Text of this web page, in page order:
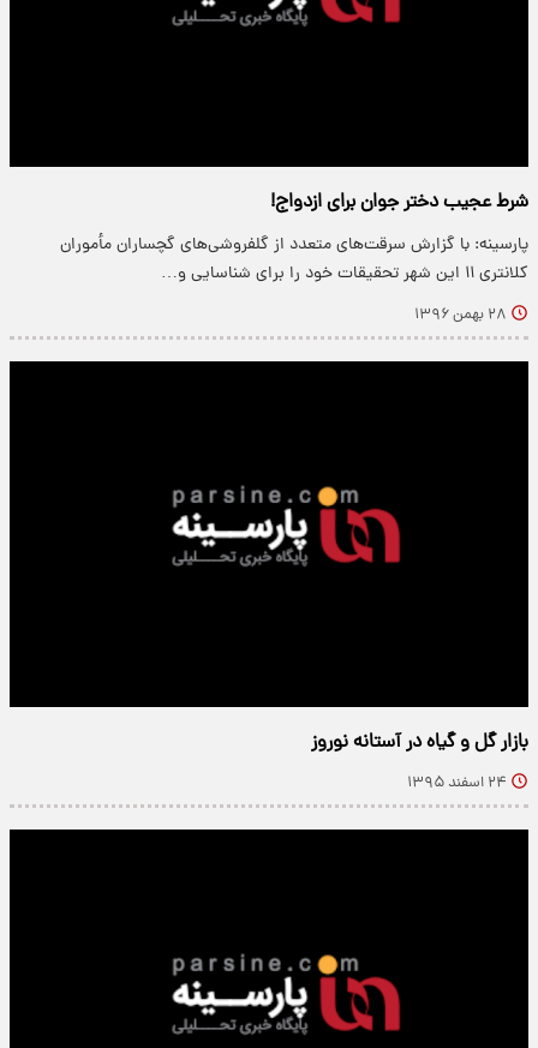
شرط عجیب دختر جوان برای ازدواج!
پارسینه: با گزارش سرقت‌های متعدد از گلفروشی‌های گچساران مأموران
کلانتری ۱۱ این شهر تحقیقات خود را برای شناسایی و…
۲۸ بهمن ۱۳۹۶
بازار گل و گیاه در آستانه نوروز
۲۴ اسفند ۱۳۹۵